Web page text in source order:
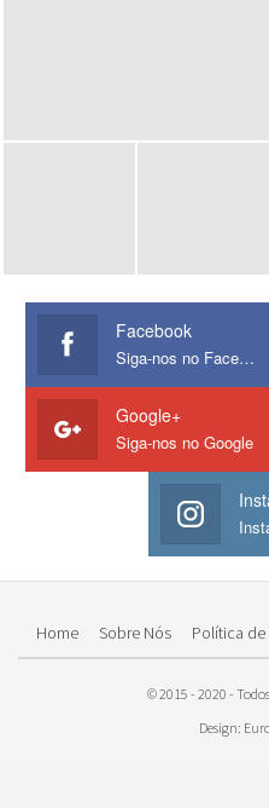
Facebook
Siga-nos no Facebook
Google+
Siga-nos no Google
Home Sobre Nós Política
© 2015 - 2020 -
Design: